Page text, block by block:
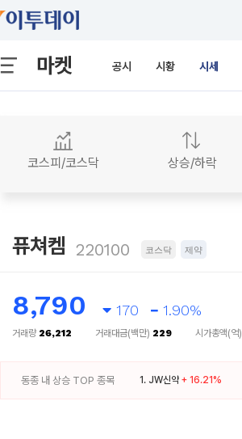
마켓 공시 시황 시세
코스피/코스닥 상승/하락
퓨쳐켐 220100 코스닥 제약
8,790 170 1.90%
거래량 26,212 거래대금(백만) 229 시가총액(억)
동종 내 상승 TOP 종목 1. JW신약 + 16.21%